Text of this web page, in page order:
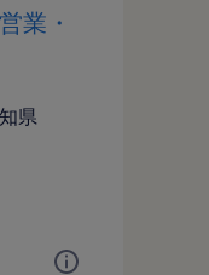
業・
県